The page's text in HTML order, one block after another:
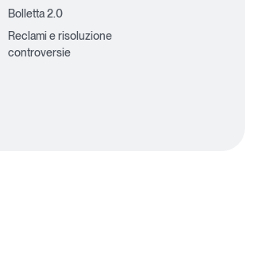
Bolletta 2.0
Reclami e risoluzione
controversie